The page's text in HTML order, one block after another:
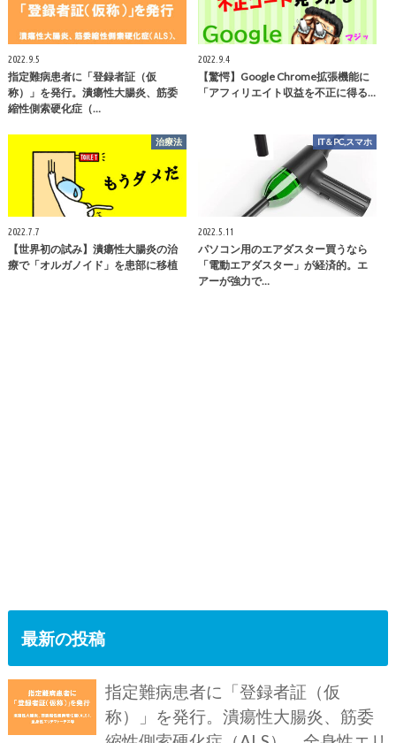
2022.9.5
指定難病患者に「登録者証（仮
称）」を発行。潰瘍性大腸炎、筋委
縮性側索硬化症（…
2022.9.4
【驚愕】Google Chrome拡張機能に
「アフィリエイト収益を不正に得る…
治療法
2022.7.7
【世界初の試み】潰瘍性大腸炎の治
療で「オルガノイド」を患部に移植
IT＆PC,スマホ
2022.5.11
パソコン用のエアダスター買うなら
「電動エアダスター」が経済的。エ
アーが強力で…
最新の投稿
指定難病患者に「登録者証（仮
称）」を発行。潰瘍性大腸炎、筋委